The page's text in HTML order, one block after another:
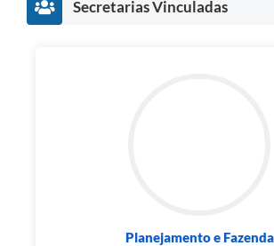
Secretarias Vinculadas
Planejamento e Fazenda